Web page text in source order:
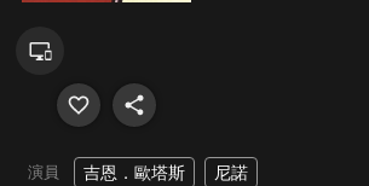
演員 吉恩．歐塔斯 尼諾